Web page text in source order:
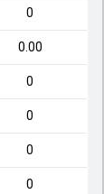
0
0.00
0
0
0
0